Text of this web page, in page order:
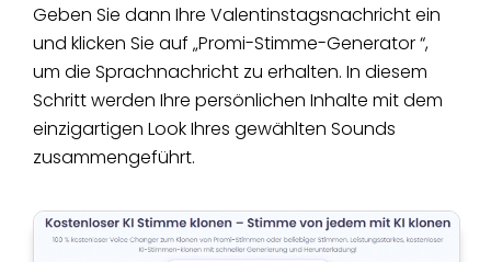
Geben Sie dann Ihre Valentinstagsnachricht ein
und klicken Sie auf „Promi-Stimme-Generator “,
um die Sprachnachricht zu erhalten. In diesem
Schritt werden Ihre persönlichen Inhalte mit dem
einzigartigen Look Ihres gewählten Sounds
zusammengeführt.